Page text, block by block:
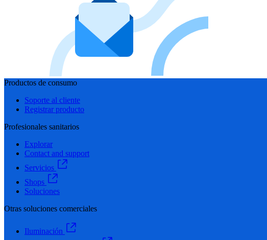
Productos de consumo
Soporte al cliente
Registrar producto
Profesionales sanitarios
Explorar
Contact and support
Servicios
Shops
Soluciones
Otras soluciones comerciales
Iluminación